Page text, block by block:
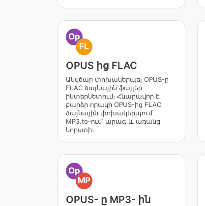
Op
FL
OPUS ից FLAC
Անվճար փոխակերպել OPUS-ը
FLAC ձայնային ֆայլեր
ինտերնետում։ Հնարավոր է
բարձր որակի OPUS-ից FLAC
ձայնային փոխակերպում
MP3.to-ում՝ արագ և առանց
կորստի։
Op
MP
OPUS- ը MP3- ին